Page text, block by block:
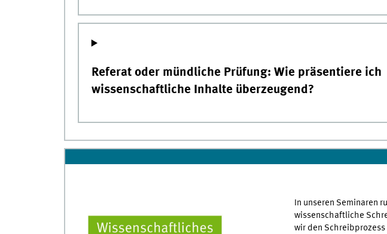
Referat oder mündliche Prüfung: Wie präsentiere ich
wissenschaftliche Inhalte überzeugend?
In unseren Seminaren
wissenschaftliche
wir den